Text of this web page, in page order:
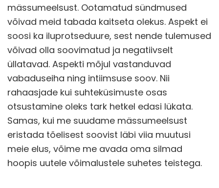
mässumeelsust. Ootamatud sündmused
võivad meid tabada kaitseta olekus. Aspekt ei
soosi ka iluprotseduure, sest nende tulemused
võivad olla soovimatud ja negatiivselt
üllatavad. Aspekti mõjul vastanduvad
vabaduseiha ning intiimsuse soov. Nii
rahaasjade kui suhteküsimuste osas
otsustamine oleks tark hetkel edasi lükata.
Samas, kui me suudame mässumeelsust
eristada tõelisest soovist läbi viia muutusi
meie elus, võime me avada oma silmad
hoopis uutele võimalustele suhetes teistega.